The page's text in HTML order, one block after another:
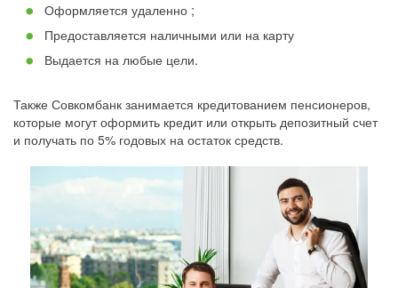
Оформляется удаленно ;
Предоставляется наличными или на карту
Выдается на любые цели.
Также Совкомбанк занимается кредитованием пенсионеров,
которые могут оформить кредит или открыть депозитный счет
и получать по 5% годовых на остаток средств.